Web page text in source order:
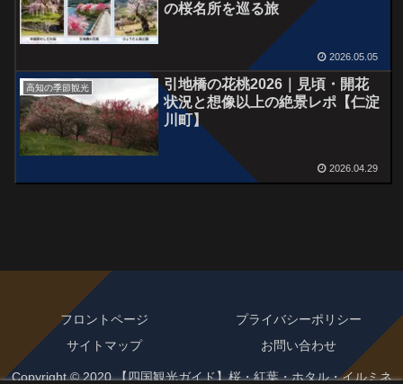
の桜名所を巡る旅
2026.05.05
高知の季節観光
引地橋の花桃2026｜見頃・開花
状況と想像以上の絶景レポ【仁淀
川町】
2026.04.29
フロントページ
プライバシーポリシー
サイトマップ
お問い合わせ
Copyright © 2020 【四国観光ガイド】桜・紅葉・ホタル・イルミネ